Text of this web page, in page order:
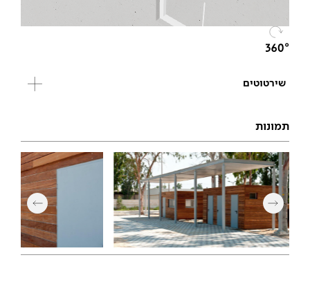
שירטוטים
תמונות